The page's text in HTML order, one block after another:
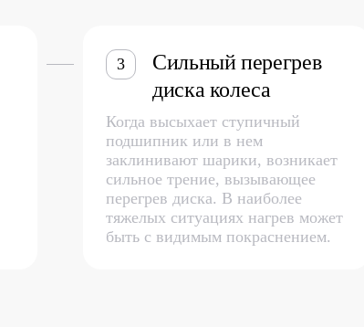
3
Сильный перегрев
диска колеса
Когда высыхает ступичный
подшипник или в нем
заклинивают шарики, возникает
сильное трение, вызывающее
перегрев диска. В наиболее
тяжелых ситуациях нагрев может
быть с видимым покраснением.